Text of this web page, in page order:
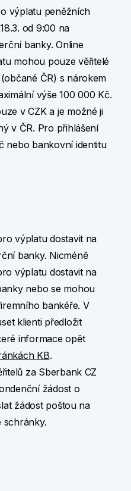
výplatu peněžních
od 9:00 na
banky. Online
mohou pouze věřitelé
ČR) s nárokem
výše 100 000 Kč.
v CZK a je možné ji
v ČR. Pro přihlášení
nebo bankovní identitu
výplatu dostavit na
banky. Nicméně
výplatu dostavit na
nebo se mohou
bankéře. V
klienti předložit
informace opět
KB.
za Sberbank CZ
žádost o
žádost poštou na
schránky.